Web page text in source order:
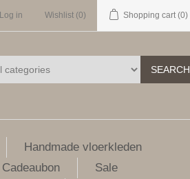
Log in Wishlist (0) Shopping cart (0)
SEARCH
Handmade vloerkleden
Cadeaubon
Sale